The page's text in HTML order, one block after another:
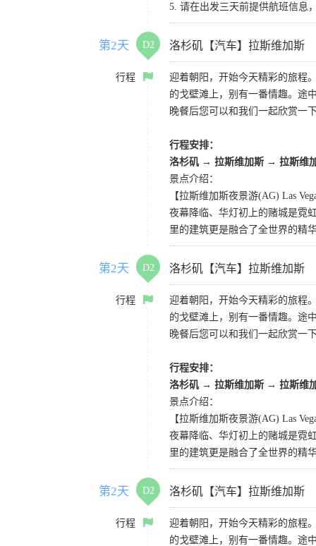
5. 请在出发三天前提供航班信息
第2天 D2 洛杉矶【汽车】拉斯维加斯
行程
迎着朝阳，开始今天精彩的旅程
的戈壁滩上，别有一番情趣。途
晚餐后您可以和我们一起欣赏一
行程安排：
洛杉矶 → 拉斯维加斯 → 拉斯维
景点介绍：
【拉斯维加斯夜景游(AG) Las
夜幕降临、华灯初上的赌城是霓
里的建筑更是融合了全世界的精
第2天 D2 洛杉矶【汽车】拉斯维加斯
行程
迎着朝阳，开始今天精彩的旅程
的戈壁滩上，别有一番情趣。途
晚餐后您可以和我们一起欣赏一
行程安排：
洛杉矶 → 拉斯维加斯 → 拉斯维
景点介绍：
【拉斯维加斯夜景游(AG) Las
夜幕降临、华灯初上的赌城是霓
里的建筑更是融合了全世界的精
第2天 D2 洛杉矶【汽车】拉斯维加斯
行程
迎着朝阳，开始今天精彩的旅程
的戈壁滩上，别有一番情趣。途